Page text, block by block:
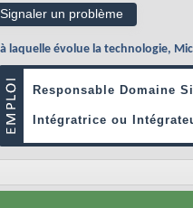
Signaler un problème
laquelle évolue la technologie,